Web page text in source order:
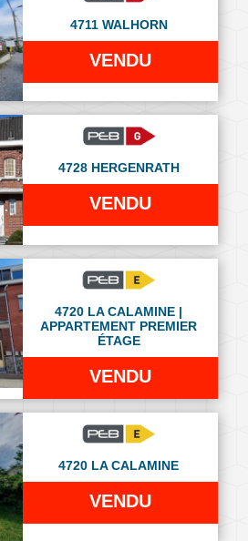
4711 WALHORN
VENDU
4728 HERGENRATH
VENDU
4720 LA CALAMINE |
APPARTEMENT PREMIER
ÉTAGE
VENDU
4720 LA CALAMINE
VENDU